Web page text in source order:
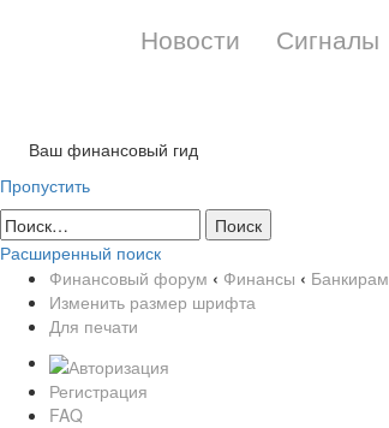
Новости Сигналы
Ваш финансовый гид
Пропустить
Расширенный поиск
Финансовый форум ‹ Финансы ‹ Банкирам
Изменить размер шрифта
Для печати
Регистрация
FAQ